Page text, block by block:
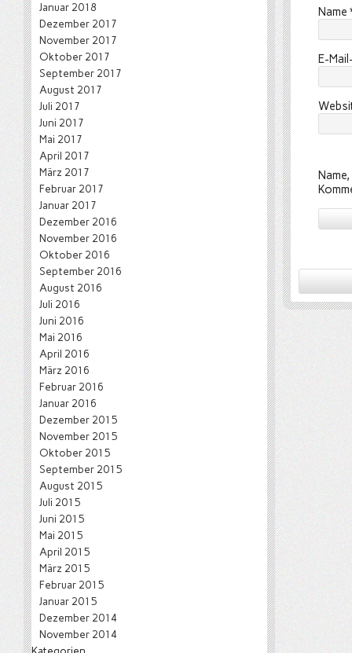
Name
E-
Januar 2018
Dezember 2017
November 2017
Oktober 2017
September 2017
August 2017
Juli 2017
Juni 2017
Mai 2017
April 2017
März 2017
Februar 2017
Januar 2017
Dezember 2016
November 2016
Oktober 2016
September 2016
August 2016
Juli 2016
Juni 2016
Mai 2016
April 2016
März 2016
Februar 2016
Januar 2016
Dezember 2015
November 2015
Oktober 2015
September 2015
August 2015
Juli 2015
Juni 2015
Mai 2015
April 2015
März 2015
Februar 2015
Januar 2015
Dezember 2014
November 2014